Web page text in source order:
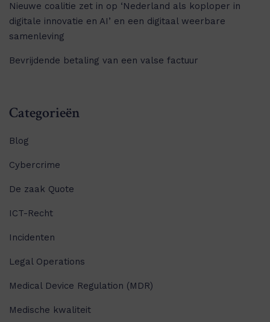
Nieuwe coalitie zet in op ‘Nederland als koploper in
digitale innovatie en AI’ en een digitaal weerbare
samenleving
Bevrijdende betaling van een valse factuur
Categorieën
Blog
Cybercrime
De zaak Quote
ICT-Recht
Incidenten
Legal Operations
Medical Device Regulation (MDR)
Medische kwaliteit